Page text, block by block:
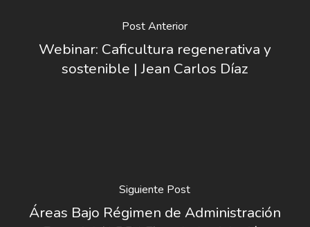
Post Anterior
Webinar: Caficultura regenerativa y
sostenible | Jean Carlos Díaz
Siguiente Post
Áreas Bajo Régimen de Administración